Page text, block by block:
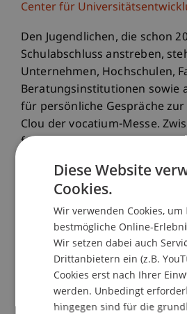
Center für
Den Jugendlichen, die schon
Schulabschluss anstreben,
Unternehmen, Hochschulen,
Beratungsinstitutionen sowie
für persönliche Gespräche
Clou der vocatium-Messe.
freiwilligen SchülerInnen und
arrangiert das IfT-Team
Seiten besonders ergiebige
Die gezielte Vorbereitung auf
ist zentraler Baustein des
Wir von der Universität
dabei! Im Gespräch mit uns
unsere Bachelor Programme
Betriebswirtschaftslehre und
Diese Website
Cookies.
Wir verwenden Cookies, um
bestmögliche Online-
Wir setzen dabei auch
Drittanbietern ein (z.B.
Cookies erst nach Ihrer
werden. Unbedingt
hingegen sind für die